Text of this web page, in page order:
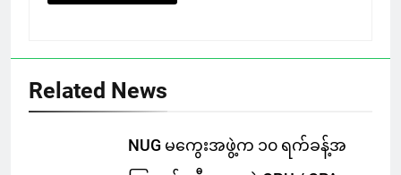
Related News
NUG မကွေးအဖွဲ့က ၁၀ ရက်ခန့်အ